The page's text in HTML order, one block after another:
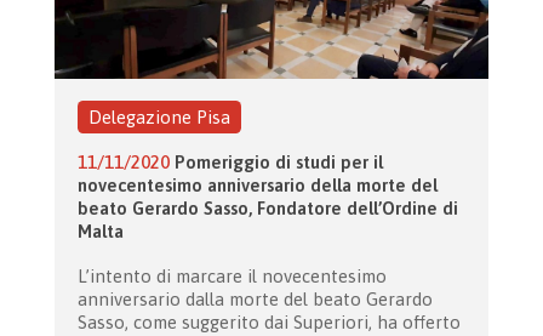
Delegazione Pisa
11/11/2020 Pomeriggio di studi per il
novecentesimo anniversario della morte del
beato Gerardo Sasso, Fondatore dell’Ordine di
Malta
L’intento di marcare il novecentesimo
anniversario dalla morte del beato Gerardo
Sasso, come suggerito dai Superiori, ha offerto